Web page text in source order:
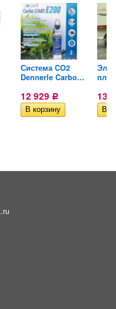
Система CO2
Dennerle Carbo...
12 929 Р 13